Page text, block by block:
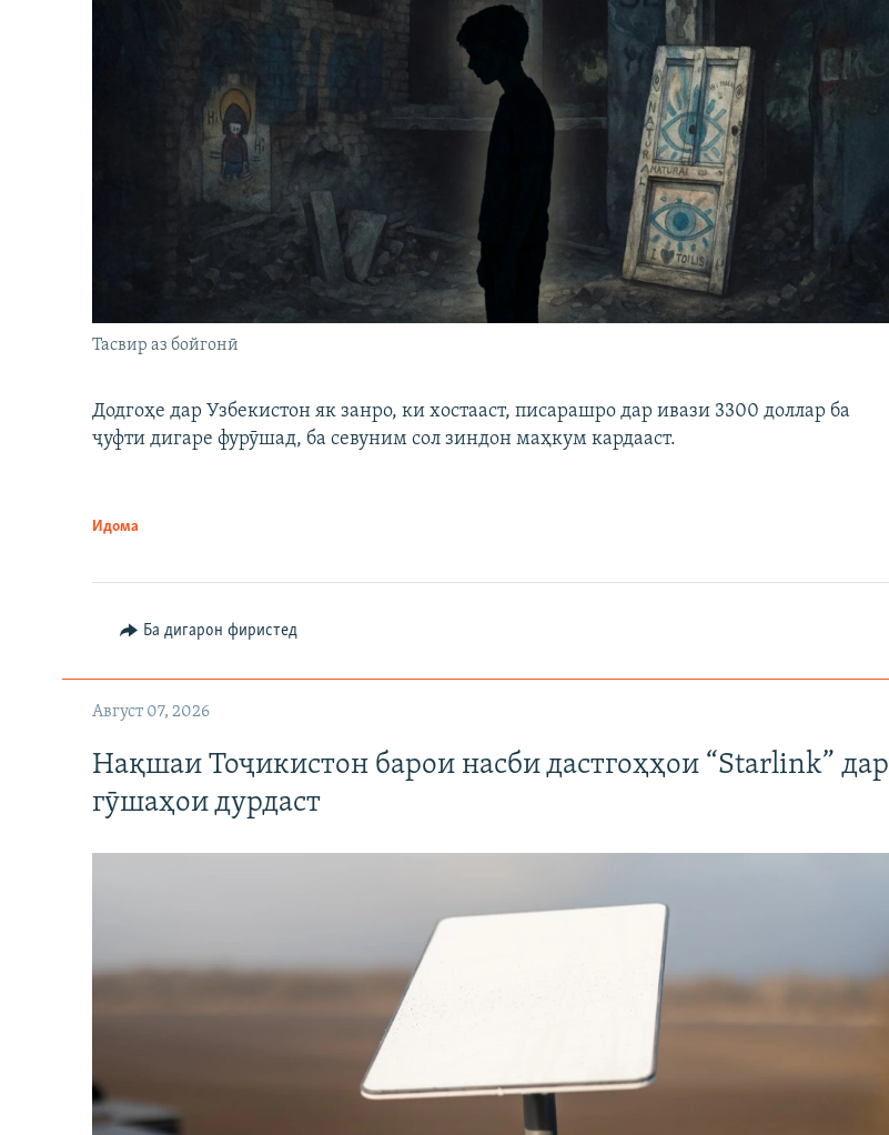
Тасвир аз бойгонӣ
Додгоҳе дар Узбекистон як занро, ки хостааст, писарашро дар ивази 3300 доллар ба
ҷуфти дигаре фурӯшад, ба севуним сол зиндон маҳкум кардааст.
Идома
Ба дигарон фиристед
Август 07, 2026
Нақшаи Тоҷикистон барои насби дастгоҳҳои “Starlink” дар
гӯшаҳои дурдаст